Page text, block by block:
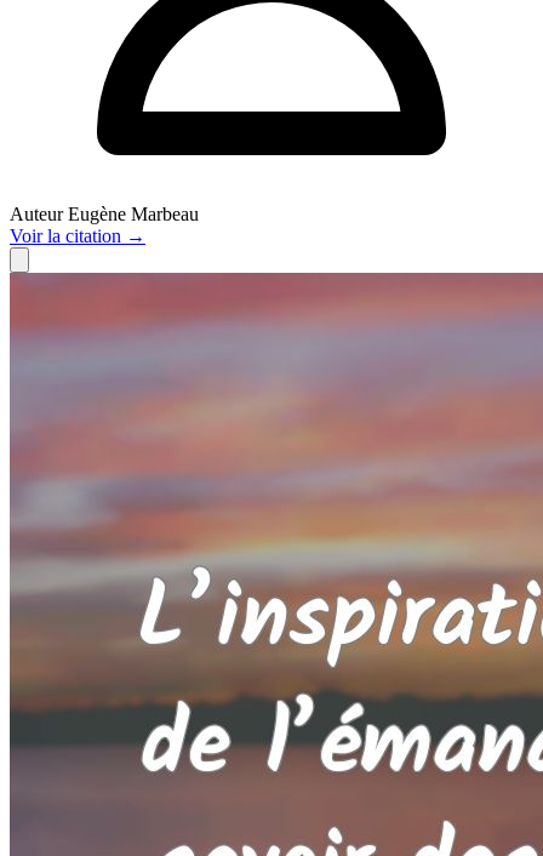
Auteur Eugène Marbeau
Voirla citation →